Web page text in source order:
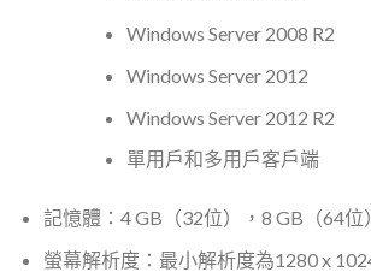
Windows Server 2008 R2
Windows Server 2012
Windows Server 2012 R2
單用戶和多用戶客戶端
記憶體：4 GB（32位），8 GB（64位）
螢幕解析度：最小解析度為1280 x